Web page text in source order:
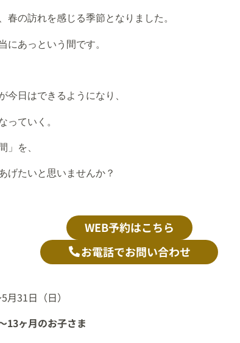
春の訪れを感じる季節となりました。
にあっという間です。
今日はできるようになり、
っていく。
」を、
げたいと思いませんか？
WEB予約はこちら
お電話でお問い合わせ
31日（日）
13ヶ月のお子さま